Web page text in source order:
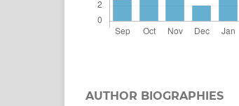
AUTHOR BIOGRAPHIES